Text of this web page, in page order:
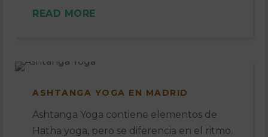
READ MORE
ASHTANGA YOGA EN MADRID
Ashtanga Yoga contiene elementos de
Hatha yoga, pero se diferencia en el ritmo.